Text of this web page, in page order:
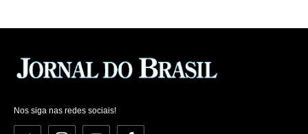
Nos siga nas redes sociais!